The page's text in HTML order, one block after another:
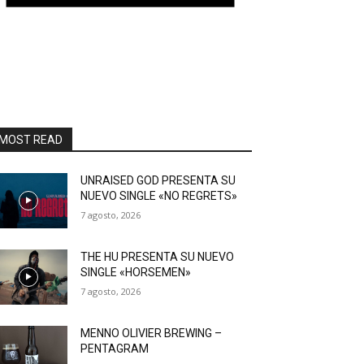
READ
UNRAISED GOD PRESENTA SU
NUEVO SINGLE «NO REGRETS»
7 agosto, 2026
THE HU PRESENTA SU NUEVO
SINGLE «HORSEMEN»
7 agosto, 2026
MENNO OLIVIER BREWING –
PENTAGRAM